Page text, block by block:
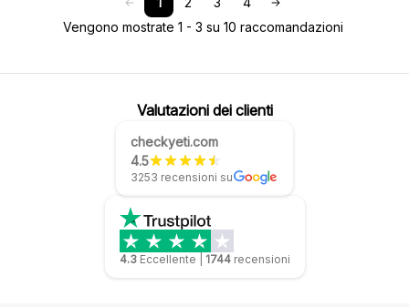
Vengono mostrate 1 - 3 su 10 raccomandazioni
Valutazioni dei clienti
checkyeti.com
4.5
3253 recensioni su
4.3 Eccellente 1744 recensioni